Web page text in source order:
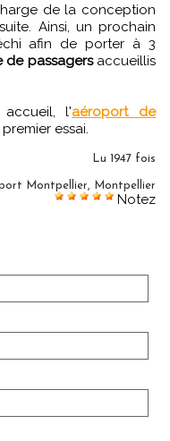
de la conception
Ainsi, un prochain
afin de porter à 3
de passagers accueillis
l'aéroport de
essai.
Lu 1947 fois
Montpellier, Montpellier
Notez